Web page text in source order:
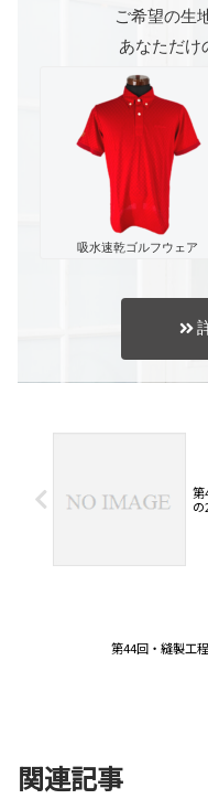
ご希望の生
あなただけ
吸水速乾ゴルフウェア
第
の
第44回・縫製工
関連記事